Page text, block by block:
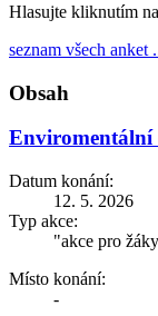
Hlasujte kliknutím
seznam všech anket
Obsah
Enviromentální
Datum konání:
12. 5. 2026
Typ akce:
"akce pro
Místo konání:
-